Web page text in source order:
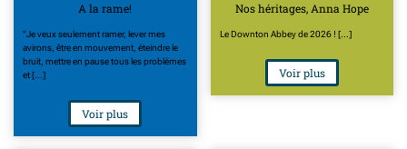
A la rame!
"Je veux seulement ramer, lever mes
avirons, être en mouvement, éteindre le
bruit, mettre en pause tous les problèmes
et [...]
Voir plus
Nos héritages, Anna Hope
Le Downton Abbey de 2026 ! [...]
Voir plus